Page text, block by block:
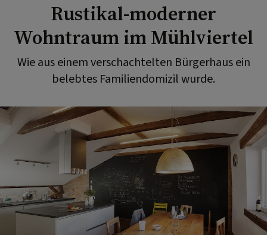
Rustikal-moderner
Wohntraum im Mühlviertel
Wie aus einem verschachtelten Bürgerhaus ein
belebtes Familiendomizil wurde.